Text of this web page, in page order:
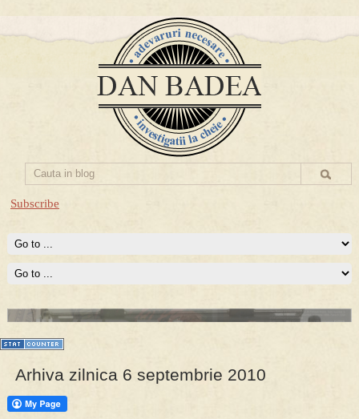
Subscribe
PRESA
Permise pentru vânătoarea de porci în costume, cu gulere albe
Prima mea carte publicata (Nemira)
Averea Presedintelui: prima lucrare despre controversatele
conturi secrete ale Securitatii.
Arhiva zilnica 6 septembrie 2010